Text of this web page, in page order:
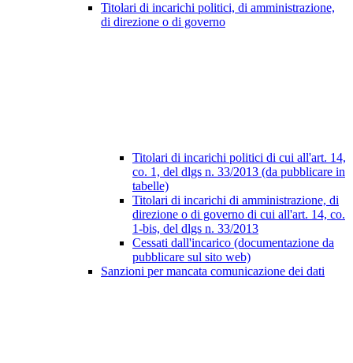
Titolari di incarichi politici, di amministrazione,
di direzione o di governo
Titolari di incarichi politici di cui all'art. 14,
co. 1, del dlgs n. 33/2013 (da pubblicare in
tabelle)
Titolari di incarichi di amministrazione, di
direzione o di governo di cui all'art. 14, co.
1-bis, del dlgs n. 33/2013
Cessati dall'incarico (documentazione da
pubblicare sul sito web)
Sanzioni per mancata comunicazione dei dati